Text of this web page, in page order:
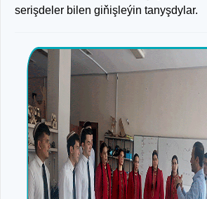
serişdeler bilen giňişleýin tanyşdylar.